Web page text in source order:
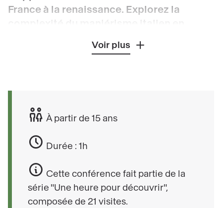
France à la renaissance. Explorez la
peinte en France à la Renaissance. Œuvre
connétable de France, elle propose une
restauration complexe a révélé une histoire
Voir plus
À partir de 15 ans
Durée : 1h
Cette conférence fait partie de la
série "Une heure pour découvrir",
composée de 21 visites.